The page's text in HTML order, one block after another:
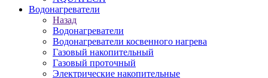
Водонагреватели
Назад
Водонагреватели
Водонагреватели косвенного нагрева
Газовый накопительный
Газовый проточный
Электрические накопительные